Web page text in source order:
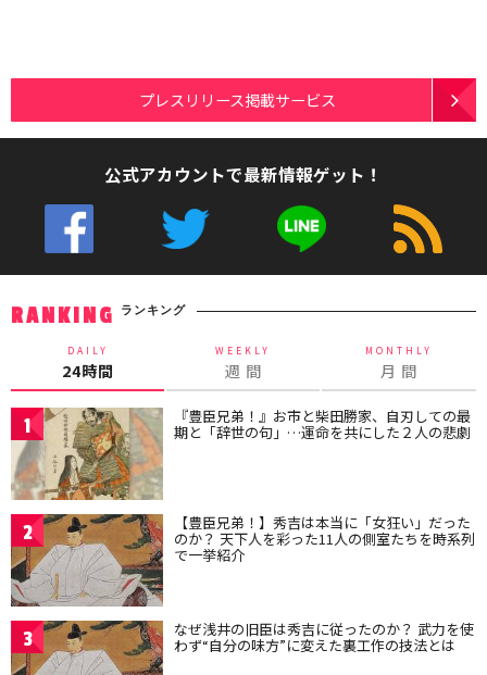
プレスリリース掲載サービス
公式アカウントで最新情報ゲット！
RANKING ランキング
DAILY
24時間
WEEKLY
週 間
MONTHLY
月 間
1 『豊臣兄弟！』お市と柴田勝家、自刃しての最
期と「辞世の句」…運命を共にした２人の悲劇
2 【豊臣兄弟！】秀吉は本当に「女狂い」だった
のか？ 天下人を彩った11人の側室たちを時系列
で一挙紹介
3 なぜ浅井の旧臣は秀吉に従ったのか？ 武力を使
わず“自分の味方”に変えた裏工作の技法とは